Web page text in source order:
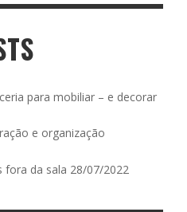
para mobiliar – e decorar
e organização
fora da sala 28/07/2022